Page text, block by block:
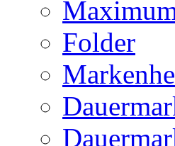
Folder